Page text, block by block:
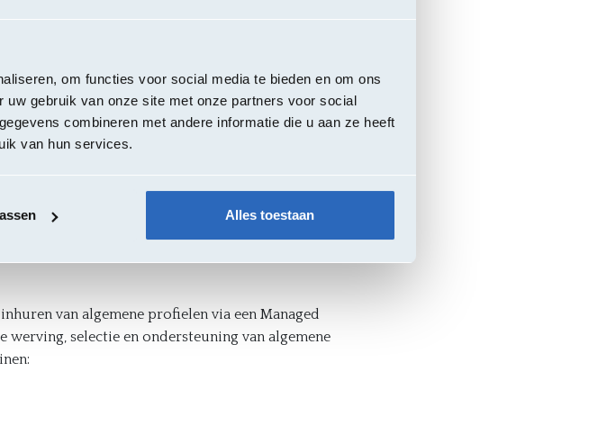
om functies voor social media te bieden en om ons
gebruik van onze site met onze partners voor social
combineren met andere informatie die u aan ze heeft
van hun services.
Alles toestaan
Einddatum
Contract
Leden kunnen instappen
gedurende de volledige
looptijd van de overeenkomst.
van algemene profielen via een Managed
werving, selectie en ondersteuning van algemene